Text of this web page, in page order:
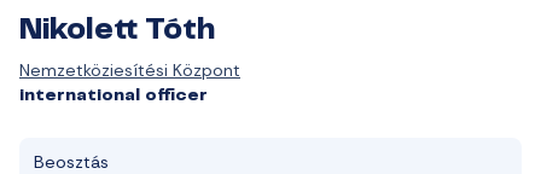
Nikolett Tóth
Nemzetköziesítési Központ
international officer
Beosztás